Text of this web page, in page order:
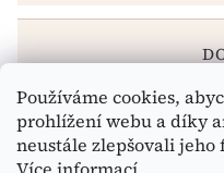
Používáme cookies,
prohlížení webu a díky
neustále zlepšovali
Zásilkovna ·